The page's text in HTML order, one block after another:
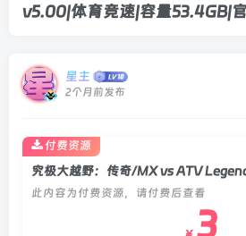
v5.00|体育竞速|容量53.4GB|
星主
2个月前发布
此内容为付费资源，请付费后查看
3
付费资源